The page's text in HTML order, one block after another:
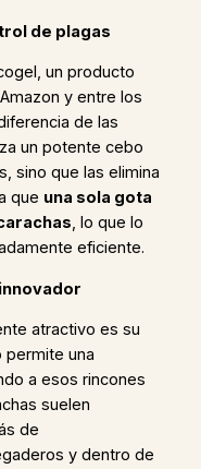
de plagas
un producto
y entre los
de las
un potente cebo
sino que las elimina
que una sola gota
, lo que lo
eficiente.
atractivo es su
permite una
a esos rincones
suelen
de
y dentro de